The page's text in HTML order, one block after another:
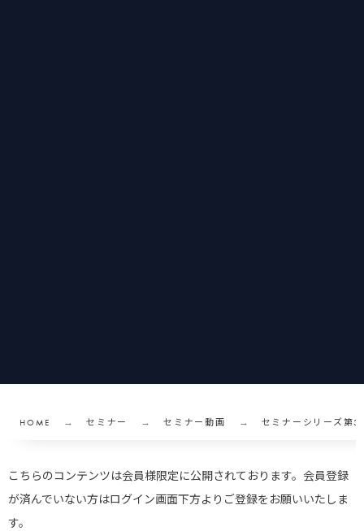
HOME セミナー セミナー動画 セミナーシリーズ第
こちらのコンテンツは会員様限定に公開されております。会員登録
が済んでいない方はログイン画面下方よりご登録をお願いいたしま
す。